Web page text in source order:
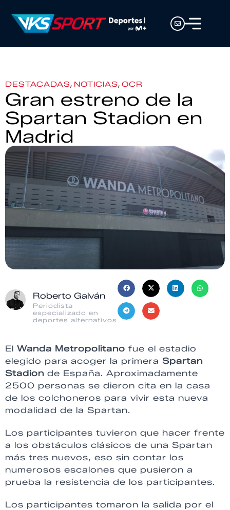
DESTACADAS, NOTICIAS, OCR
Gran estreno de la
Spartan Stadion en
Madrid
Roberto Galván
Periodista
especializado en
deportes alternativos
El Wanda Metropolitano fue el estadio
elegido para acoger la primera Spartan
Stadion de España. Aproximadamente
2500 personas se dieron cita en la casa
de los colchoneros para vivir esta nueva
modalidad de la Spartan.
Los participantes tuvieron que hacer frente
a los obstáculos clásicos de una Spartan
más tres nuevos, eso sin contar los
numerosos escalones que pusieron a
prueba la resistencia de los participantes.
Los participantes tomaron la salida por el